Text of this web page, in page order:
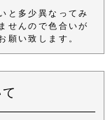
と多少異なってみ
せんので色合いが
願い致します。